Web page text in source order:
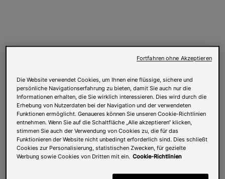
Die Website verwendet Cookies, um Ihnen eine flüssige, sichere und
persönliche Navigationserfahrung zu bieten, damit Sie auch nur die
Informationen erhalten, die Sie wirklich interessieren. Dies wird durch die
Erhebung von Nutzerdaten bei der Navigation und der verwendeten
Funktionen ermöglicht. Genaueres können Sie unseren Cookie-Richtlinien
entnehmen. Wenn Sie auf die Schaltfläche „Alle akzeptieren“ klicken,
stimmen Sie auch der Verwendung von Cookies zu, die für das
Funktionieren der Website nicht unbedingt erforderlich sind. Dies schließt
Cookies zur Personalisierung, statistischen Zwecken, für gezielte
Werbung sowie Cookies von Dritten mit ein. Cookie-Richtlinien
Fortfahren ohne Akzeptieren